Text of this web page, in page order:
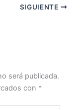
SIGUIENTE
será publicada.
con *